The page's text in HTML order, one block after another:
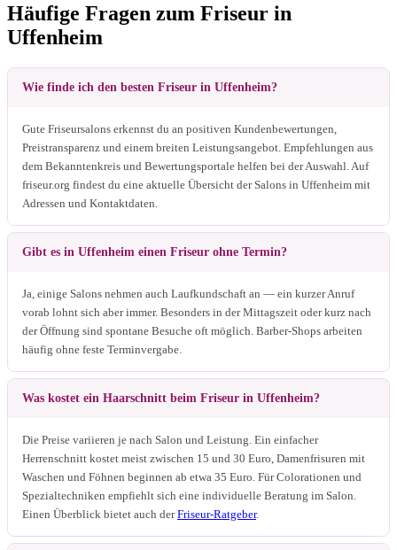
Häufige Fragen zum Friseur in
Uffenheim
Wie finde ich den besten Friseur in Uffenheim?
Gute Friseursalons erkennst du an positiven Kundenbewertungen,
Preistransparenz und einem breiten Leistungsangebot. Empfehlungen aus
dem Bekanntenkreis und Bewertungsportale helfen bei der Auswahl. Auf
friseur.org findest du eine aktuelle Übersicht der Salons in Uffenheim mit
Adressen und Kontaktdaten.
Gibt es in Uffenheim einen Friseur ohne Termin?
Ja, einige Salons nehmen auch Laufkundschaft an — ein kurzer Anruf
vorab lohnt sich aber immer. Besonders in der Mittagszeit oder kurz nach
der Öffnung sind spontane Besuche oft möglich. Barber-Shops arbeiten
häufig ohne feste Terminvergabe.
Was kostet ein Haarschnitt beim Friseur in Uffenheim?
Die Preise variieren je nach Salon und Leistung. Ein einfacher
Herrenschnitt kostet meist zwischen 15 und 30 Euro, Damenfrisuren mit
Waschen und Föhnen beginnen ab etwa 35 Euro. Für Colorationen und
Spezialtechniken empfiehlt sich eine individuelle Beratung im Salon.
Einen Überblick bietet auch derFriseur-Ratgeber.